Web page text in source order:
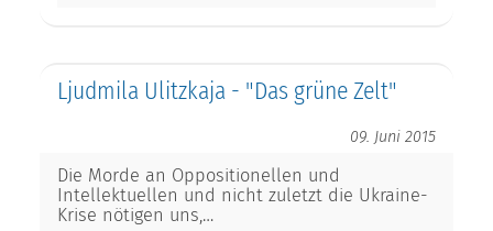
Ljudmila Ulitzkaja - "Das grüne Zelt"
09. Juni 2015
Die Morde an Oppositionellen und
Intellektuellen und nicht zuletzt die Ukraine-
Krise nötigen uns,…